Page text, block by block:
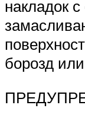
накладок
борозд